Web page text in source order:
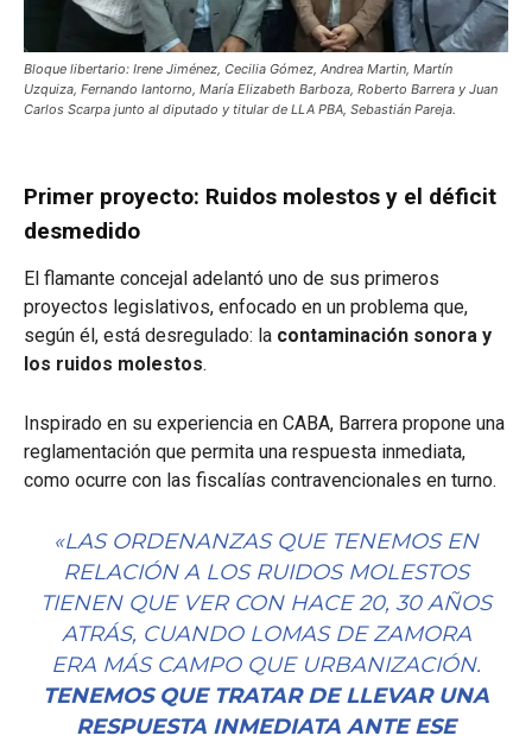
Bloque libertario: Irene Jiménez, Cecilia Gómez, Andrea Martin, Martín
Uzquiza, Fernando Iantorno, María Elizabeth Barboza, Roberto Barrera y Juan
Carlos Scarpa junto al diputado y titular de LLA PBA, Sebastián Pareja.
Primer proyecto: Ruidos molestos y el déficit
desmedido
El flamante concejal adelantó uno de sus primeros
proyectos legislativos, enfocado en un problema que,
según él, está desregulado: la contaminación sonora y
los ruidos molestos.
Inspirado en su experiencia en CABA, Barrera propone una
reglamentación que permita una respuesta inmediata,
como ocurre con las fiscalías contravencionales en turno.
«LAS ORDENANZAS QUE TENEMOS EN
RELACIÓN A LOS RUIDOS MOLESTOS
TIENEN QUE VER CON HACE 20, 30 AÑOS
ATRÁS, CUANDO LOMAS DE ZAMORA
ERA MÁS CAMPO QUE URBANIZACIÓN.
TENEMOS QUE TRATAR DE LLEVAR UNA
RESPUESTA INMEDIATA ANTE ESE